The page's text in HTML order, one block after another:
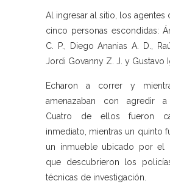
Al ingresar al sitio, los agentes
cinco personas escondidas:
C. P., Diego Ananias A. D.,
Jordi Govanny Z. J. y Gustavo
Echaron a correr y
amenazaban con agredir
Cuatro de ellos fueron
inmediato, mientras un quinto
un inmueble ubicado por el
que descubrieron los
técnicas de investigación.